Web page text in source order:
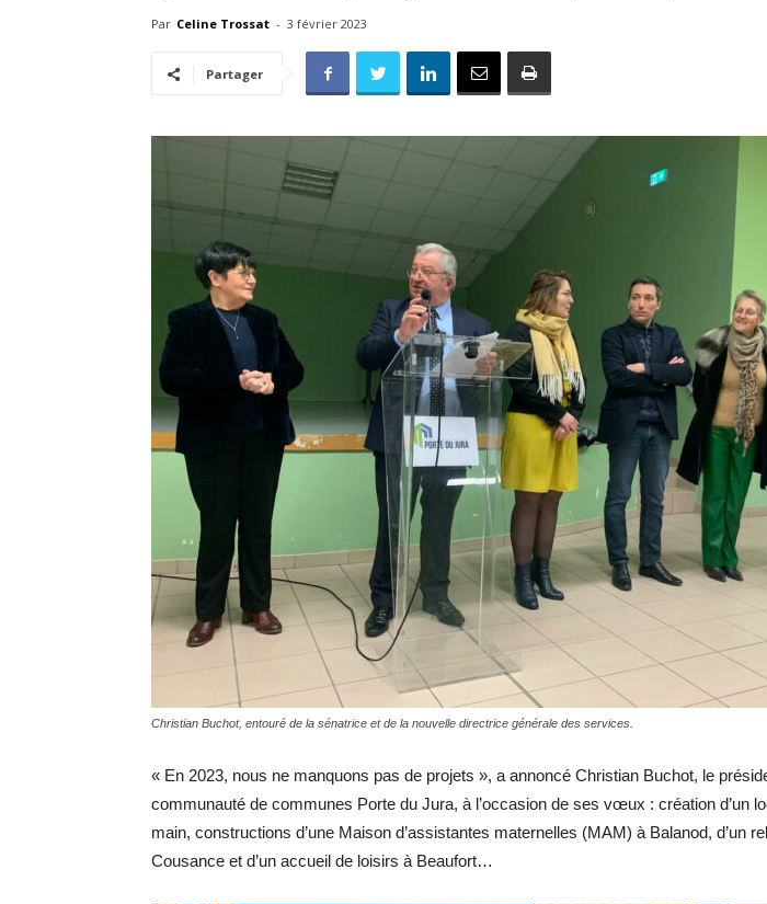
l'info
locale
–
Par Celine Trossat - 3 février 2023
Partager
Christian Buchot, entouré de la sénatrice et de la nouvelle directrice générale des services.
« En 2023, nous ne manquons pas de projets », a annoncé Christian Buchot, le
communauté de communes Porte du Jura, à l’occasion de ses vœux : création d’un
main, constructions d’une Maison d’assistantes maternelles (MAM) à Balanod, d’un
Cousance et d’un accueil de loisirs à Beaufort…